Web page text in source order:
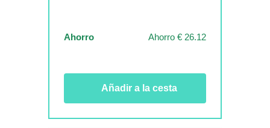
Ahorro Ahorro € 26.12
Añadir a la cesta